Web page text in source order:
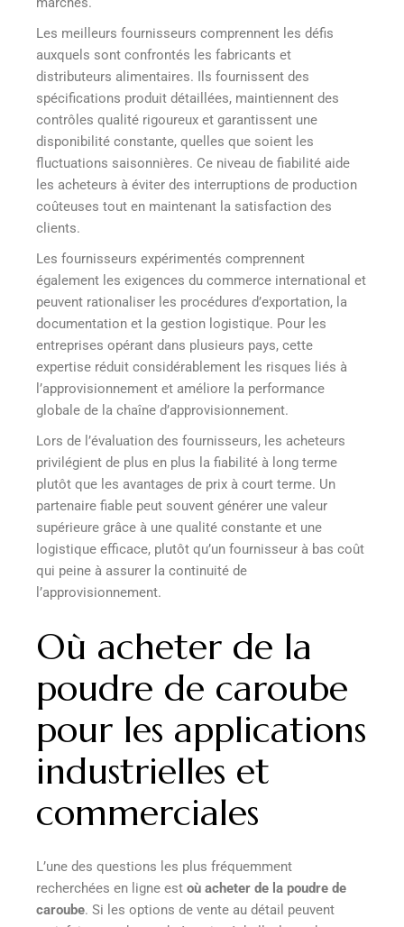
Les meilleurs fournisseurs comprennent les défis
auxquels sont confrontés les fabricants et
distributeurs alimentaires. Ils fournissent des
spécifications produit détaillées, maintiennent des
contrôles qualité rigoureux et garantissent une
disponibilité constante, quelles que soient les
fluctuations saisonnières. Ce niveau de fiabilité aide
les acheteurs à éviter des interruptions de production
coûteuses tout en maintenant la satisfaction des
clients.
Les fournisseurs expérimentés comprennent
également les exigences du commerce international et
peuvent rationaliser les procédures d’exportation, la
documentation et la gestion logistique. Pour les
entreprises opérant dans plusieurs pays, cette
expertise réduit considérablement les risques liés à
l’approvisionnement et améliore la performance
globale de la chaîne d’approvisionnement.
Lors de l’évaluation des fournisseurs, les acheteurs
privilégient de plus en plus la fiabilité à long terme
plutôt que les avantages de prix à court terme. Un
partenaire fiable peut souvent générer une valeur
supérieure grâce à une qualité constante et une
logistique efficace, plutôt qu’un fournisseur à bas coût
qui peine à assurer la continuité de
l’approvisionnement.
Où acheter de la
poudre de caroube
pour les applications
industrielles et
commerciales
L’une des questions les plus fréquemment
recherchées en ligne est où acheter de la poudre de
caroube. Si les options de vente au détail peuvent